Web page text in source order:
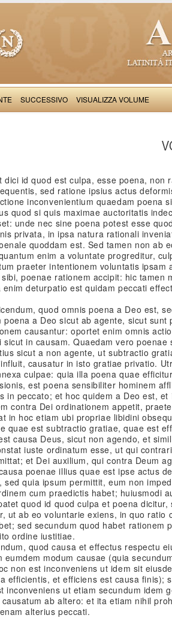
SUCCESSIVO VISUALIZZA VOLUME
dici id quod est culpa, esse poena, non
sed ratione ipsius actus
inconvenientium quaedam poena
quod si quis maximae auctoritatis
unde nec sine poena potest esse
privata, in ipsa natura rationali
quoddam est. Sed tamen non ab
enim a voluntate progreditur,
praeter intentionem voluntatis ipsam
poenae rationem accipit: hic tamen
deturpatio est quidam peccati
quod omnis poena a Deo est,
poena a Deo sicut ab agente, sicut sunt
causantur: oportet enim omnis
sicut in causam. Quaedam vero poenae
sicut a non agente, ut subtractio
causatur in isto gratiae privatio.
culpae: quia illa poena quae
est poena sensibiliter hominem
in peccato; et hoc quidem a Deo est, et
contra Dei ordinationem appetit,
in hoc etiam ubi propriae libidini
quae est subtractio gratiae, quae est
causa Deus, sicut non agendo, et
iuste ordinatum esse, ut qui
et Dei auxilium, qui contra Deum
poenae illius quae est ipse actus
sed quia ipsum permittit, eum non
cum praedictis habet; huiusmodi
quod id quod culpa et poena dicitur,
ut ab eo voluntarie exiens, in quo ratio
sed secundum quod habet rationem
ordine iustitiae.
quod causa et effectus respectu
eumdem modum causae (quia
non est inconveniens ut idem sit
efficientis, et efficiens est causa finis);
inconveniens ut etiam secundum idem
ab altero: et ita etiam nihil
alterius peccati.